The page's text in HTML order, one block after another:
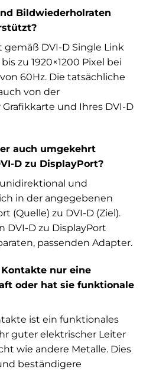
Bildwiederholraten
DVI-D Single Link
zu 1920×1200 Pixel bei
60Hz. Die tatsächliche
von der
und Ihres DVI-D
auch umgekehrt
D zu DisplayPort?
und
in der angegebenen
(Quelle) zu DVI-D (Ziel).
DVI-D zu DisplayPort
passenden Adapter.
nur eine
oder hat sie funktionale
ist ein funktionales
guter elektrischer Leiter
wie andere Metalle. Dies
beständigere